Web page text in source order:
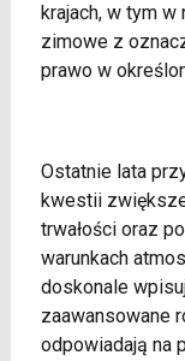
krajach, w tym
zimowe z
prawo w
Ostatnie lata
kwestii
trwałości oraz
warunkach
doskonale
zaawansowane
odpowiadają na